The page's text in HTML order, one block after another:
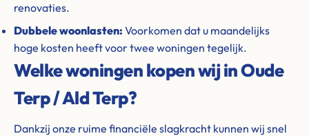
renovaties.
Dubbele woonlasten: Voorkomen dat u maandelijks
hoge kosten heeft voor twee woningen tegelijk.
Welke woningen kopen wij in Oude
Terp / Ald Terp?
Dankzij onze ruime financiële slagkracht kunnen wij snel